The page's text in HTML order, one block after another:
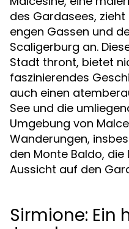
des Gardasees,
engen Gassen und
Scaligerburg an.
Stadt thront, bietet
faszinierendes
auch einen
See und die
Umgebung von
Wanderungen,
den Monte Baldo,
Aussicht auf den
Sirmione: Ein